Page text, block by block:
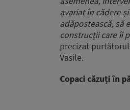
avariat în cădere
adăpostească, să
construcții care îi
precizat
Vasile.
Copaci căzuți în